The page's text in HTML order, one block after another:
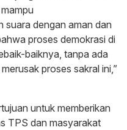
suara dengan aman dan
proses demokrasi di
baiknya, tanpa ada
proses sakral ini,”
untuk memberikan
TPS dan masyarakat